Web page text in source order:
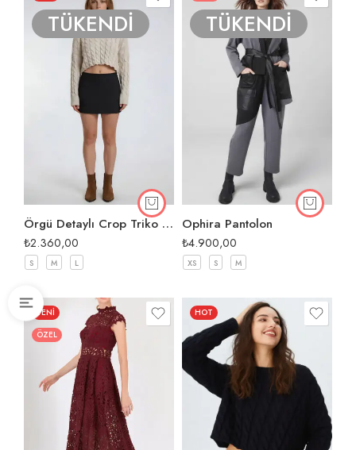
TÜKENDİ
Örgü Detaylı Crop Triko Kazak
₺2.360,00
S M L
TÜKENDİ
Ophira Pantolon
₺4.900,00
XS S M
YENİ
ÖZEL
HOT